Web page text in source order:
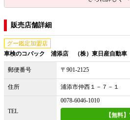
販売店舗詳細
グー鑑定加盟店
車検のコバック 浦添店 （株）東日産自動車
郵便番号 〒901-2125
住所 浦添市仲西１－７－１
TEL
0078-6046-1010
【無料